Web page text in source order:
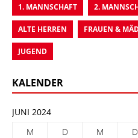
1. MANNSCHAFT 2.
ALTE HERREN FRAUEN &
JUGEND
KALENDER
JUNI 2024
M
D M D